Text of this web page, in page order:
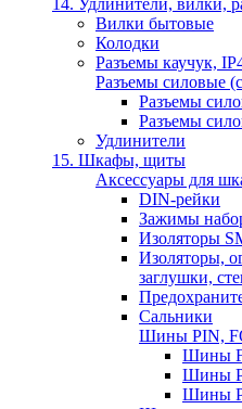
14. Удлинители, вилки,
Вилки бытовые
Колодки
Разъемы каучук,
Разъемы силовые
Разъемы
Разъемы
Удлинители
15. Шкафы, щиты
Аксессуары для
DIN-рейки
Зажимы
Изоляторы
Изоляторы,
заглушки,
Сальники
Шины PIN,
Шины
Шины
Шины